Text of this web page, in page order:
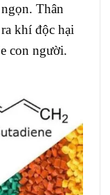
Thân
khí độc hại
con người.